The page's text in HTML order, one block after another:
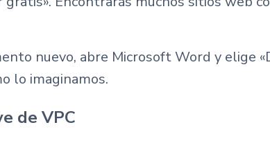
nuevo, abre Microsoft Word y elige
lo imaginamos.
de VPC